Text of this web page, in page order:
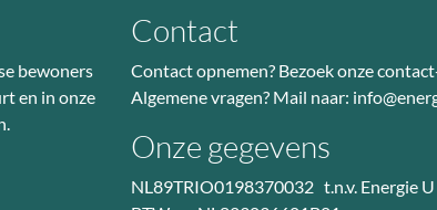
bewoners
en in onze
Contact
Contact opnemen? Bezoekonze
Algemene vragen? Mail naar:
Onze gegevens
NL89TRIO0198370032 t.n.v. Energie U